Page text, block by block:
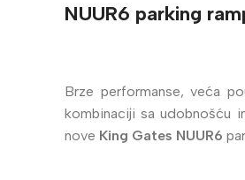
NUUR6 parking
Brze performanse, veća
kombinaciji sa udobnošću
nove King Gates NUUR6